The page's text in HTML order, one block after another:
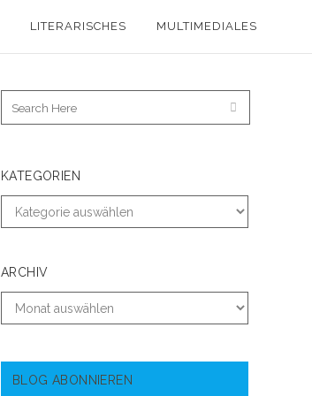
LITERARISCHES MULTIMEDIALES
KATEGORIEN
ARCHIV
BLOG ABONNIEREN